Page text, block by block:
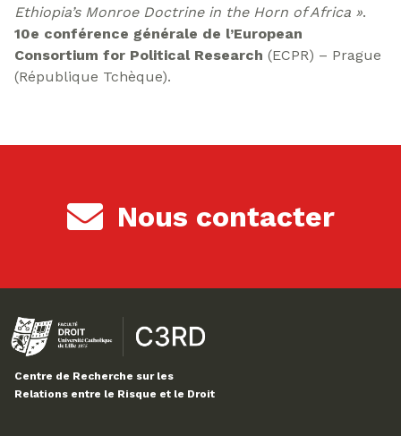
Ethiopia’s Monroe Doctrine in the Horn of Africa ».
10e conférence générale de l’European
Consortium for Political Research (ECPR) – Prague
(République Tchèque).
Nous contacter
Centre de Recherche sur les
Relations entre le Risque et le Droit